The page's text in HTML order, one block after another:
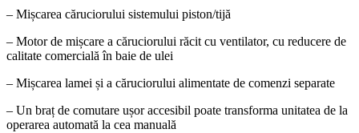
– Mișcarea căruciorului sistemului piston/tijă
– Motor de mișcare a căruciorului răcit cu ventilator, cu reducere de
calitate comercială în baie de ulei
– Mișcarea lamei și a căruciorului alimentate de comenzi separate
– Un braț de comutare ușor accesibil poate transforma unitatea de la
operarea automată la cea manuală